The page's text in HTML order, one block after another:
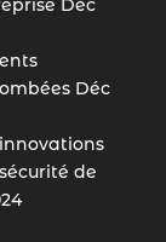
Déc
Déc
de